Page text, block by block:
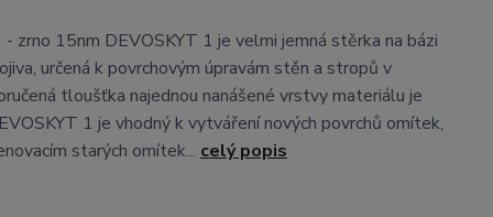
- zrno 15nm DEVOSKYT 1 je velmi jemná stěrka na bázi
určená k povrchovým úpravám stěn a stropů v
tloušťka najednou nanášené vrstvy materiálu je
1 je vhodný k vytváření nových povrchů omítek,
starých omítek... celý popis